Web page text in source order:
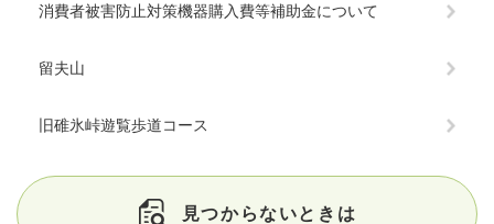
消費者被害防止対策機器購入費等補助金について
留夫山
旧碓氷峠遊覧歩道コース
見つからないときは